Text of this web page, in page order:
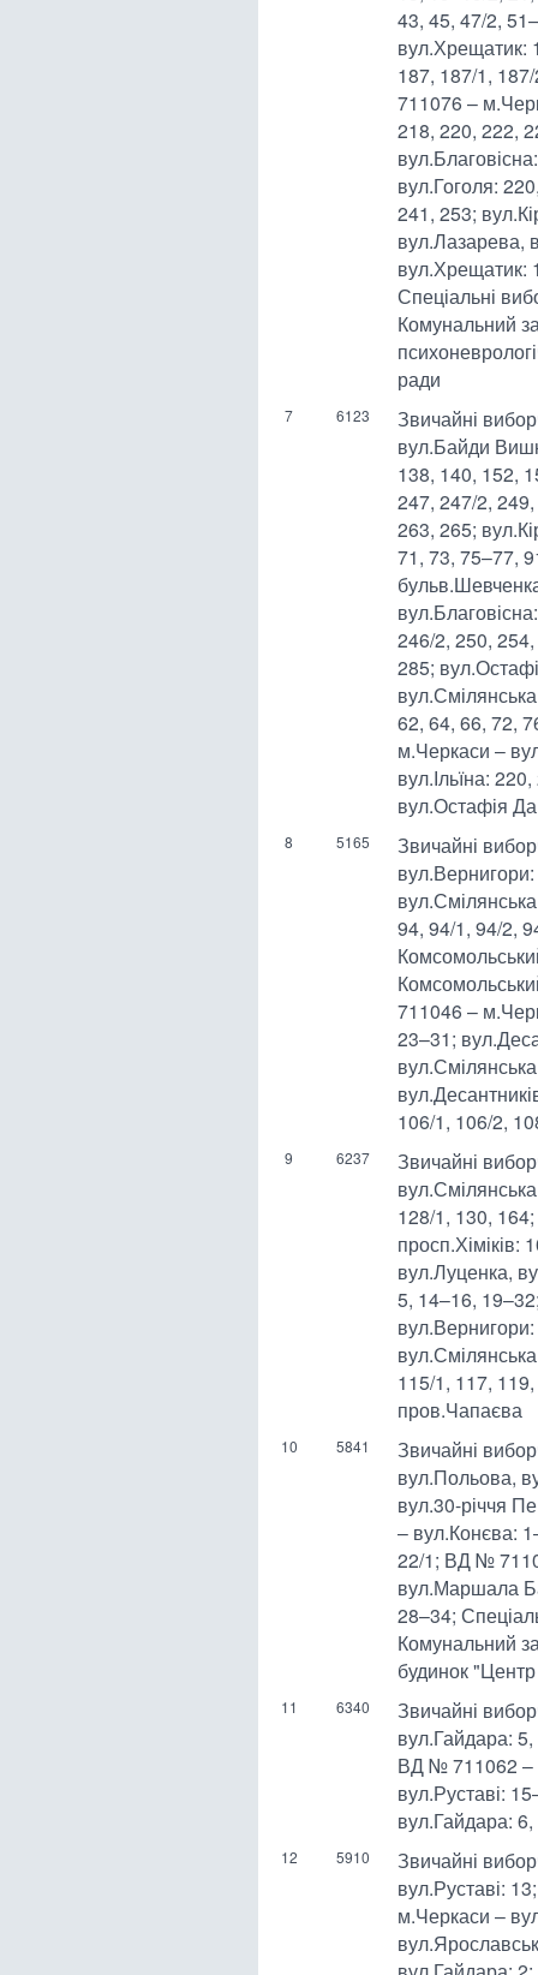
43, 45, 47/2,
вул.Хрещатик:
187, 187/1,
711076 –
218, 220, 222,
вул.Гоголя:
241, 253;
вул.Лазарева,
вул.Хрещатик:
Спеціальні
Комунальний
ради
7 6123
Звичайні
вул.Байди
138, 140, 152,
247, 247/2,
263, 265;
71, 73, 75–77,
246/2, 250,
285;
62, 64, 66, 72,
м.Черкаси –
вул.Ільїна:
вул.Остафія
8 5165
Звичайні
94, 94/1, 94/2,
711046 –
23–31;
106/1, 106/2,
9 6237
Звичайні
128/1, 130,
вул.Луценка,
5, 14–16,
115/1, 117,
пров.Чапаєва
10 5841
Звичайні
вул.Польова,
вул.30-річчя
– вул.Конєва:
22/1; ВД №
вул.Маршала
28–34;
Комунальний
будинок
11 6340
Звичайні
вул.Гайдара:
ВД № 711062 –
вул.Руставі:
вул.Гайдара:
12 5910
Звичайні
вул.Руставі:
м.Черкаси –